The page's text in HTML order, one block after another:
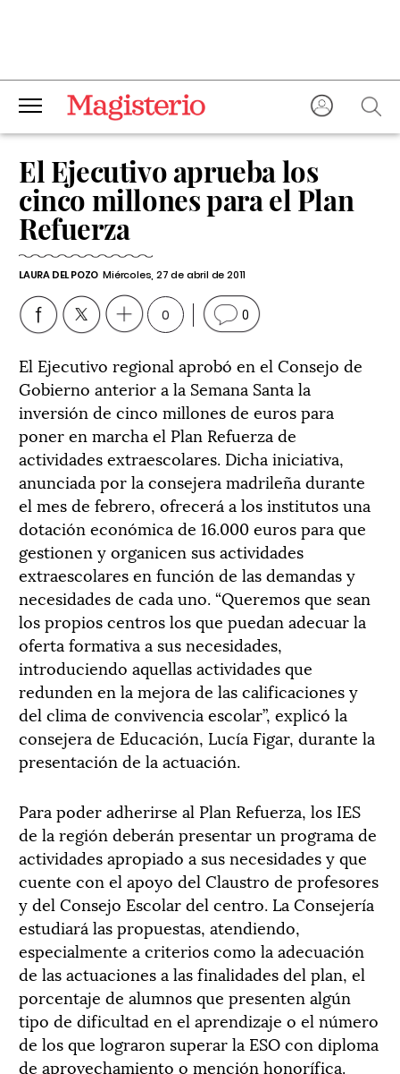
El Ejecutivo aprueba los
cinco millones para el Plan
Refuerza
LAURA DEL POZO Miércoles, 27 de abril de 2011
0 0
El Ejecutivo regional aprobó en el Consejo de
Gobierno anterior a la Semana Santa la
inversión de cinco millones de euros para
poner en marcha el Plan Refuerza de
actividades extraescolares. Dicha iniciativa,
anunciada por la consejera madrileña durante
el mes de febrero, ofrecerá a los institutos una
dotación económica de 16.000 euros para que
gestionen y organicen sus actividades
extraescolares en función de las demandas y
necesidades de cada uno. “Queremos que sean
los propios centros los que puedan adecuar la
oferta formativa a sus necesidades,
introduciendo aquellas actividades que
redunden en la mejora de las calificaciones y
del clima de convivencia escolar”, explicó la
consejera de Educación, Lucía Figar, durante la
presentación de la actuación.
Para poder adherirse al Plan Refuerza, los IES
de la región deberán presentar un programa de
actividades apropiado a sus necesidades y que
cuente con el apoyo del Claustro de profesores
y del Consejo Escolar del centro. La Consejería
estudiará las propuestas, atendiendo,
especialmente a criterios como la adecuación
de las actuaciones a las finalidades del plan, el
porcentaje de alumnos que presenten algún
tipo de dificultad en el aprendizaje o el número
de los que lograron superar la ESO con diploma
de aprovechamiento o mención honorífica.